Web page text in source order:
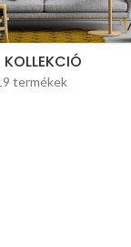
termékek